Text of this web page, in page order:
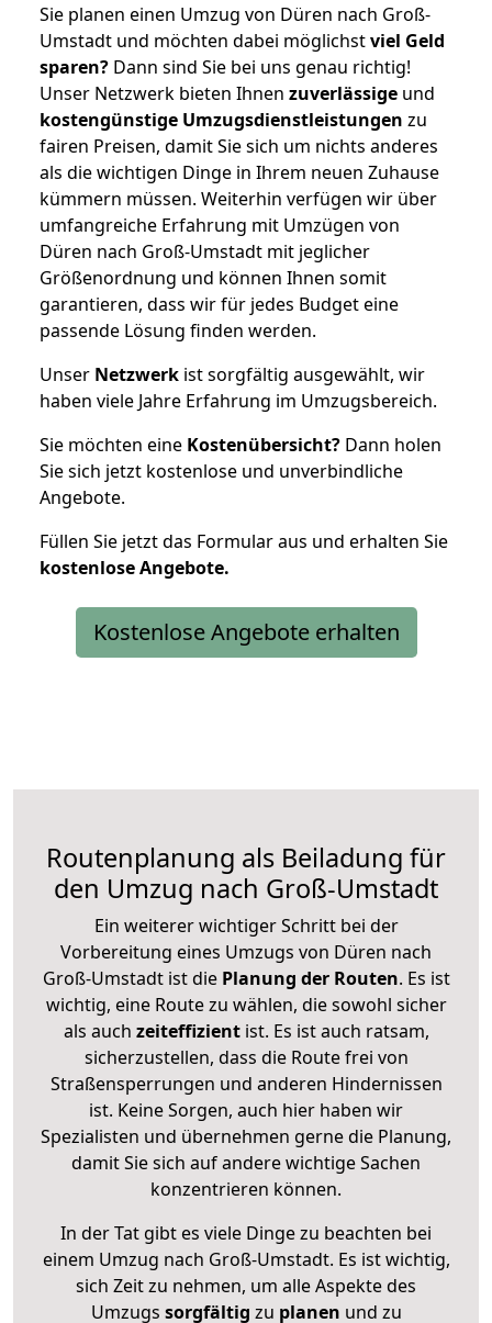
Sie planen einen Umzug von Düren nach Groß-
Umstadt und möchten dabei möglichstviel Geld
sparen? Dann sind Sie bei uns genau richtig!
Unser Netzwerk bieten Ihnen zuverlässige und
kostengünstige Umzugsdienstleistungen zu
fairen Preisen, damit Sie sich um nichts anderes
als die wichtigen Dinge in Ihrem neuen Zuhause
kümmern müssen. Weiterhin verfügen wir über
umfangreiche Erfahrung mit Umzügen von
Düren nach Groß-Umstadt mit jeglicher
Größenordnung und können Ihnen somit
garantieren, dass wir für jedes Budget eine
passende Lösung finden werden.
Unser Netzwerk ist sorgfältig ausgewählt, wir
haben viele Jahre Erfahrung im Umzugsbereich.
Sie möchten eine Kostenübersicht? Dann holen
Sie sich jetzt kostenlose und unverbindliche
Angebote.
Füllen Sie jetzt das Formular aus und erhalten Sie
kostenloseAngebote.
Kostenlose Angebote erhalten
Routenplanung als Beiladung für
den Umzug nach Groß-Umstadt
Ein weiterer wichtiger Schritt bei der
Vorbereitung eines Umzugs von Düren nach
Groß-Umstadt ist diePlanung der Routen. Es ist
wichtig, eine Route zu wählen, die sowohl sicher
als auch zeiteffizientist. Es ist auch ratsam,
sicherzustellen, dass die Route frei von
Straßensperrungen und anderen Hindernissen
ist. Keine Sorgen, auch hier haben wir
Spezialisten und übernehmen gerne die Planung,
damit Sie sich auf andere wichtige Sachen
konzentrieren können.
In der Tat gibt es viele Dinge zu beachten bei
einem Umzug nach Groß-Umstadt. Es ist wichtig,
sich Zeit zu nehmen, um alle Aspekte des
Umzugs sorgfältig zu planen und zu